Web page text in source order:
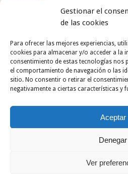
Gestionar el
de las cookies
Para ofrecer las mejores experiencias,
cookies para almacenar y/o acceder a la
consentimiento de estas tecnologías
el comportamiento de navegación o las
sitio. No consentir o retirar el
negativamente a ciertas características y
Aceptar
Denegar
Ver
Hotel Restaurante Asador
28110 Algete (Madrid).
Copyright © 2024 Hotel
Todos los derechos